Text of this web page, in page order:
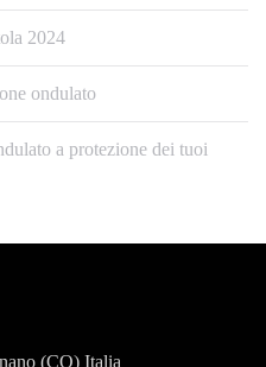
2024
ondulato
a protezione dei tuoi
(CO) Italia